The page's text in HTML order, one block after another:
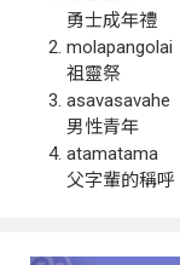
勇士成年禮
molapangolai
祖靈祭
asavasavahe
男性青年
atamatama
父字輩的稱呼